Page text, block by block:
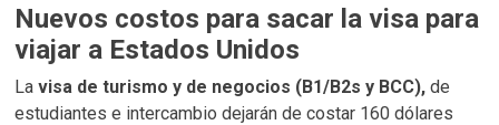
Nuevos costos para sacar la visa para
viajar a Estados Unidos
Lavisa de turismo y de negocios (B1/B2s y BCC), de
estudiantes e intercambio dejarán de costar 160 dólares